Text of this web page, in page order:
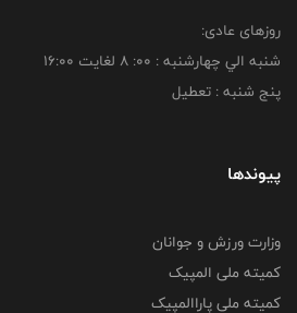
روزهای عادی:
شنبه الي چهارشنبه : 00: 8 لغايت 16:00
پنج شنبه : تعطیل
پیوندها
وزارت ورزش و جوانان
کمیته ملی المپیک
کمیته ملی پاراالمپیک